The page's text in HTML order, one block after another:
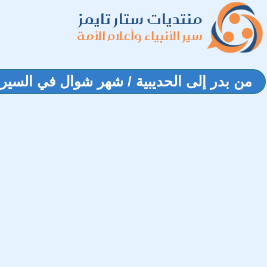
منتديات ستار تايمز
سير الأنبياء وأعلام الأمة
من بدر إلى الحديبية / شهر شوال في السيرة